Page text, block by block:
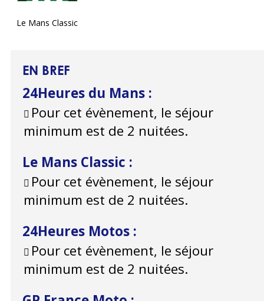
Le Mans Classic
EN BREF
24Heures du Mans :
Pour cet évènement, le séjour
minimum est de 2 nuitées.
Le Mans Classic :
Pour cet évènement, le séjour
minimum est de 2 nuitées.
24Heures Motos :
Pour cet évènement, le séjour
minimum est de 2 nuitées.